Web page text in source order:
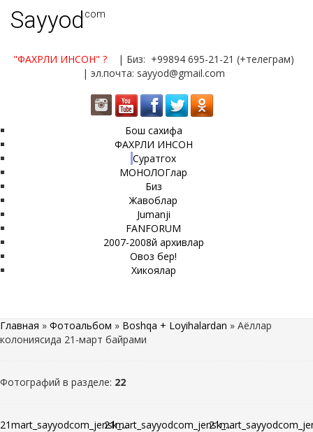
Sayyod.com
"ФАХРЛИ ИНСОН" ?
| Биз: +99894 695-21-21 (+телеграм)
| эл.почта: sayyod@gmail.com
Бош сахифа
ФАХРЛИ ИНСОН
Суратгох
МОНОЛОГлар
Биз
Жавоблар
Jumanji
FANFORUM
2007-2008й архивлар
Овоз бер!
Хикоялар
Главная » Фотоальбом » Boshqa + Loyihalardan » Аёллар
колониясида 21-март байрами
Фотографий в разделе: 22
21mart_sayyodcom_jensk_...21mart_sayyodcom_jensk_...